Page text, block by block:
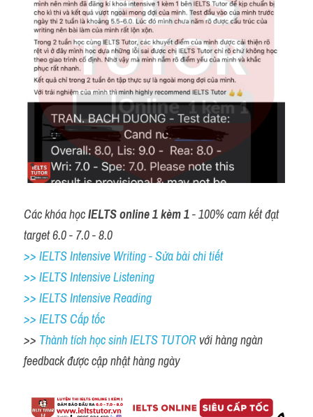
Các khóa học IELTS online 1 kèm 1 - 100% cam kết đạt
target 6.0 - 7.0 - 8.0
>> IELTS Intensive Writing - Sửa bài chi tiết
>> IELTS Intensive Listening
>> IELTS Intensive Reading
>> IELTS Cấp tốc
>> Thành tích học sinh IELTS TUTOR với hàng ngàn
feedback được cập nhật hàng ngày